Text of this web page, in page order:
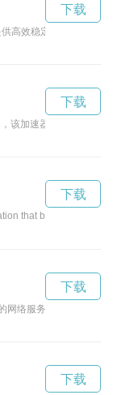
高效稳定网络加速服务
下载
该加速器能够显著提升
下载
that brings together
下载
网络服务平台，通过翻
下载
下载